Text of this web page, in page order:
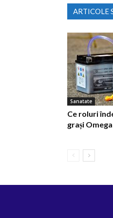
ARTICOLE
Sanatate
Ce roluri
grași